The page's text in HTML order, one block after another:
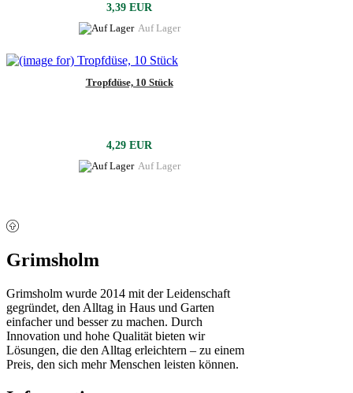
3,39 EUR
Auf Lager
Tropfdüse, 10 Stück
4,29 EUR
Auf Lager
Grimsholm
Grimsholm wurde 2014 mit der Leidenschaft
gegründet, den Alltag in Haus und Garten
einfacher und besser zu machen. Durch
Innovation und hohe Qualität bieten wir
Lösungen, die den Alltag erleichtern – zu einem
Preis, den sich mehr Menschen leisten können.